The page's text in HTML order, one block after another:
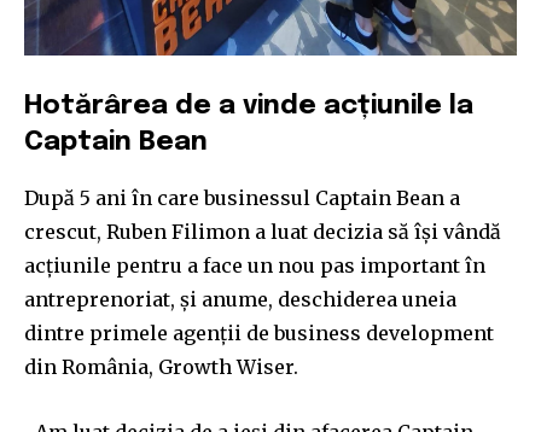
I've read and accept the
32,111
Cititori Cititori
11,243
Cititori
Hotărârea de a vinde acțiunile la
Captain Bean
După 5 ani în care businessul Captain Bean a
crescut, Ruben Filimon a luat decizia să își vândă
acțiunile pentru a face un nou pas important în
antreprenoriat, și anume, deschiderea uneia
dintre primele agenții de business development
din România, Growth Wiser.